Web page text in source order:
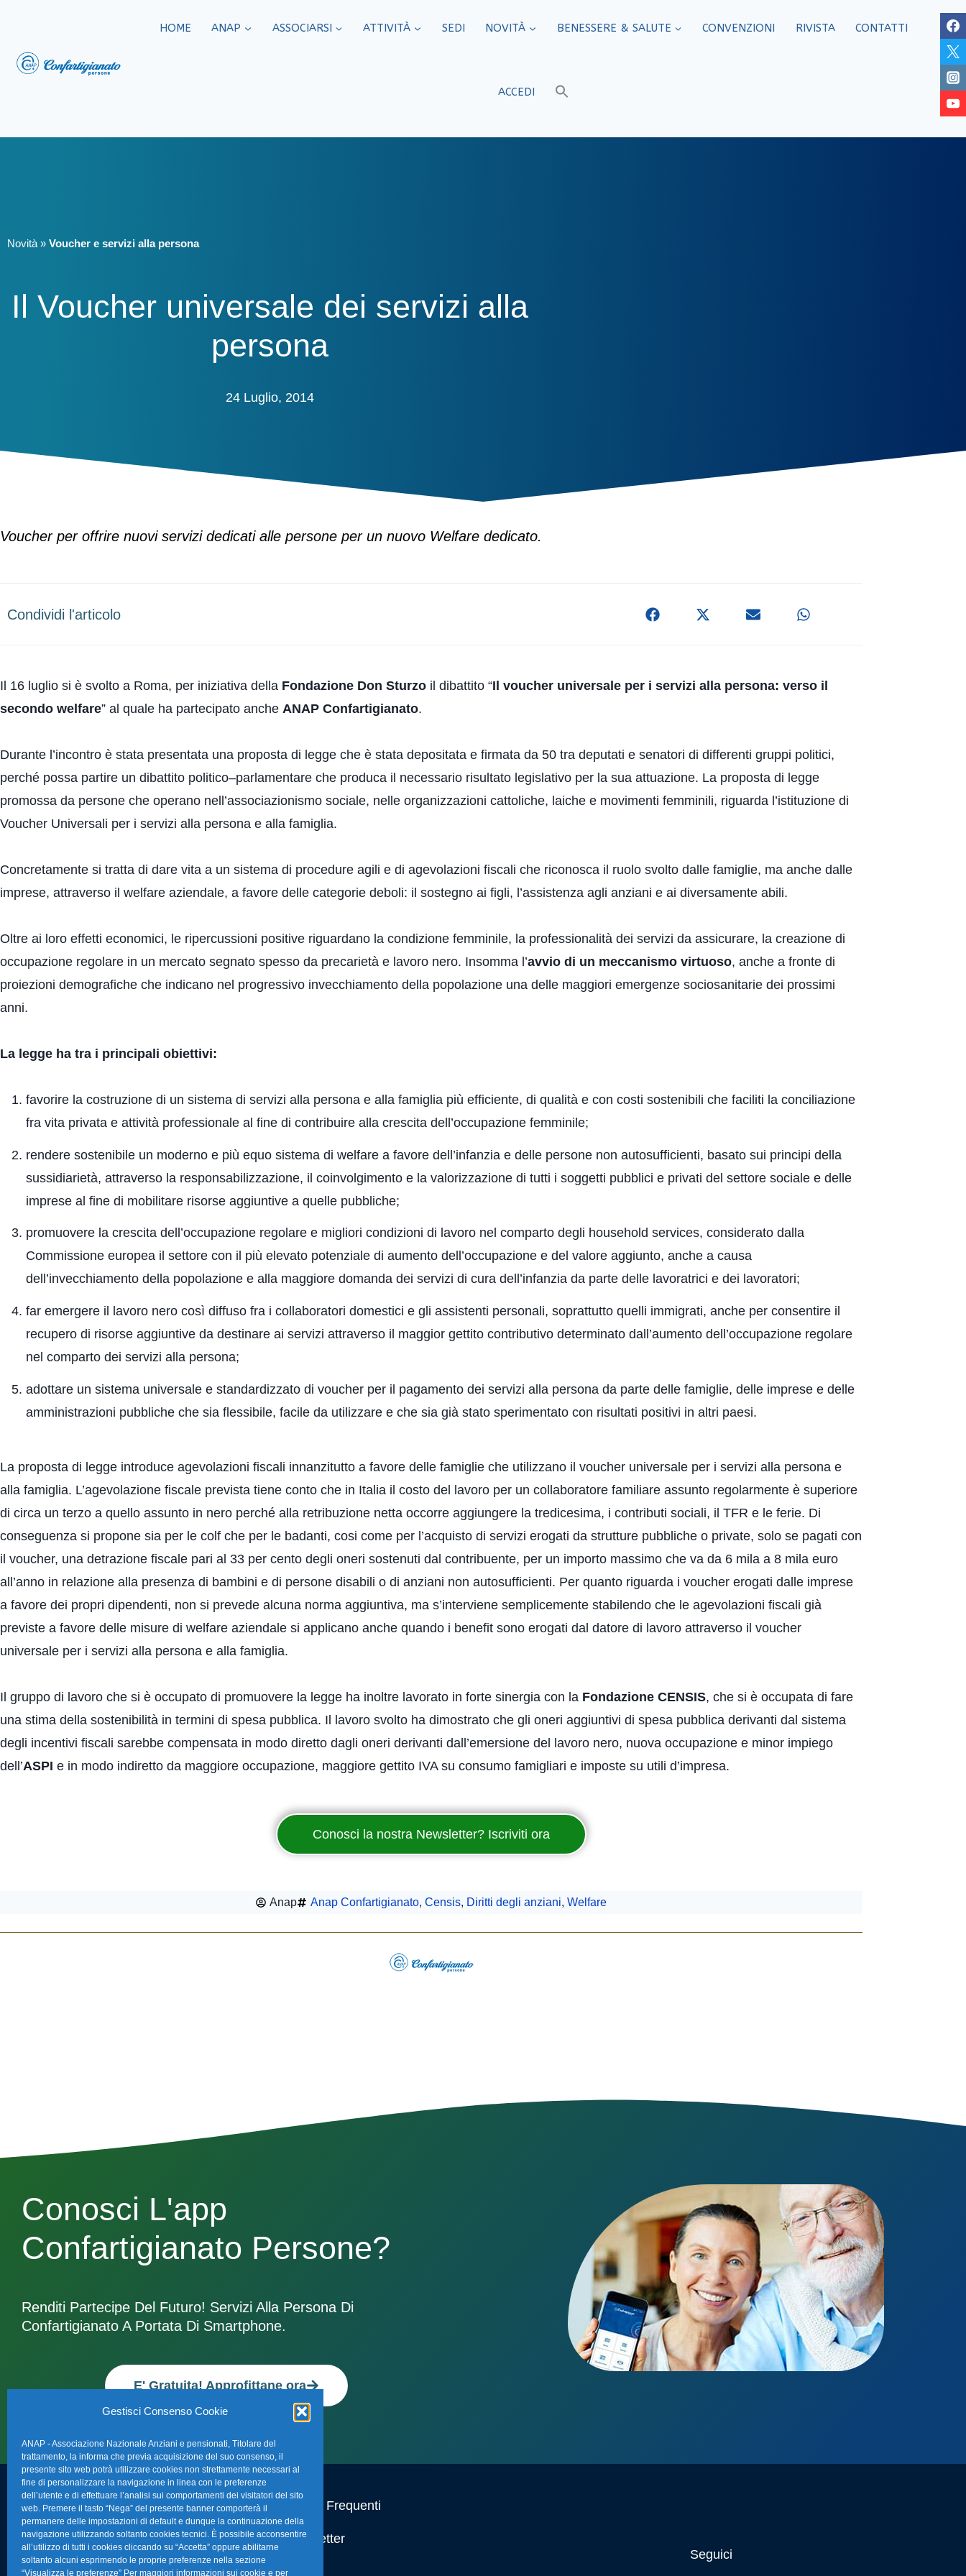
Gestisci Consenso Cookie
ANAP - Associazione Nazionale Anziani e pensionati, Titolare del
trattamento, la informa che previa acquisizione del suo consenso, il
presente sito web potrà utilizzare cookies non strettamente necessari al
fine di personalizzare la navigazione in linea con le preferenze
dell’utente e di effettuare l’analisi sui comportamenti dei visitatori del sito
web. Premere il tasto “Nega” del presente banner comporterà il
permanere delle impostazioni di default e dunque la continuazione della
navigazione utilizzando soltanto cookies tecnici. È possibile acconsentire
all’utilizzo di tutti i cookies cliccando su “Accetta” oppure abilitarne
soltanto alcuni esprimendo le proprie preferenze nella sezione
“Visualizza le preferenze” Per maggiori informazioni sui cookie e per
HOME ANAP ASSOCIARSI ATTIVITÀ SEDI​ NOVITÀ BENESSERE & SALUTE CONVENZIONI RIVISTA CONTATTI
ACCEDI
Novità » Voucher e servizi alla persona
Il Voucher universale dei servizi alla
persona
24 Luglio, 2014
Voucher per offrire nuovi servizi dedicati alle persone per un nuovo Welfare dedicato.
Condividi l'articolo
Il 16 luglio si è svolto a Roma, per iniziativa della Fondazione Don Sturzo il dibattito “Il voucher universale per i servizi alla persona: verso il
secondo welfare” al quale ha partecipato anche ANAP Confartigianato.
Durante l’incontro è stata presentata una proposta di legge che è stata depositata e firmata da 50 tra deputati e senatori di differenti gruppi politici,
perché possa partire un dibattito politico–parlamentare che produca il necessario risultato legislativo per la sua attuazione. La proposta di legge
promossa da persone che operano nell’associazionismo sociale, nelle organizzazioni cattoliche, laiche e movimenti femminili, riguarda l’istituzione di
Voucher Universali per i servizi alla persona e alla famiglia.
Concretamente si tratta di dare vita a un sistema di procedure agili e di agevolazioni fiscali che riconosca il ruolo svolto dalle famiglie, ma anche dalle
imprese, attraverso il welfare aziendale, a favore delle categorie deboli: il sostegno ai figli, l’assistenza agli anziani e ai diversamente abili.
Oltre ai loro effetti economici, le ripercussioni positive riguardano la condizione femminile, la professionalità dei servizi da assicurare, la creazione di
occupazione regolare in un mercato segnato spesso da precarietà e lavoro nero. Insomma l’avvio di un meccanismo virtuoso, anche a fronte di
proiezioni demografiche che indicano nel progressivo invecchiamento della popolazione una delle maggiori emergenze sociosanitarie dei prossimi
anni.
La legge ha tra i principali obiettivi:
favorire la costruzione di un sistema di servizi alla persona e alla famiglia più efficiente, di qualità e con costi sostenibili che faciliti la conciliazione
fra vita privata e attività professionale al fine di contribuire alla crescita dell’occupazione femminile;
rendere sostenibile un moderno e più equo sistema di welfare a favore dell’infanzia e delle persone non autosufficienti, basato sui principi della
sussidiarietà, attraverso la responsabilizzazione, il coinvolgimento e la valorizzazione di tutti i soggetti pubblici e privati del settore sociale e delle
imprese al fine di mobilitare risorse aggiuntive a quelle pubbliche;
promuovere la crescita dell’occupazione regolare e migliori condizioni di lavoro nel comparto degli household services, considerato dalla
Commissione europea il settore con il più elevato potenziale di aumento dell’occupazione e del valore aggiunto, anche a causa
dell’invecchiamento della popolazione e alla maggiore domanda dei servizi di cura dell’infanzia da parte delle lavoratrici e dei lavoratori;
far emergere il lavoro nero così diffuso fra i collaboratori domestici e gli assistenti personali, soprattutto quelli immigrati, anche per consentire il
recupero di risorse aggiuntive da destinare ai servizi attraverso il maggior gettito contributivo determinato dall’aumento dell’occupazione regolare
nel comparto dei servizi alla persona;
adottare un sistema universale e standardizzato di voucher per il pagamento dei servizi alla persona da parte delle famiglie, delle imprese e delle
amministrazioni pubbliche che sia flessibile, facile da utilizzare e che sia già stato sperimentato con risultati positivi in altri paesi.
La proposta di legge introduce agevolazioni fiscali innanzitutto a favore delle famiglie che utilizzano il voucher universale per i servizi alla persona e
alla famiglia. L’agevolazione fiscale prevista tiene conto che in Italia il costo del lavoro per un collaboratore familiare assunto regolarmente è superiore
di circa un terzo a quello assunto in nero perché alla retribuzione netta occorre aggiungere la tredicesima, i contributi sociali, il TFR e le ferie. Di
conseguenza si propone sia per le colf che per le badanti, cosi come per l’acquisto di servizi erogati da strutture pubbliche o private, solo se pagati con
il voucher, una detrazione fiscale pari al 33 per cento degli oneri sostenuti dal contribuente, per un importo massimo che va da 6 mila a 8 mila euro
all’anno in relazione alla presenza di bambini e di persone disabili o di anziani non autosufficienti. Per quanto riguarda i voucher erogati dalle imprese
a favore dei propri dipendenti, non si prevede alcuna norma aggiuntiva, ma s’interviene semplicemente stabilendo che le agevolazioni fiscali già
previste a favore delle misure di welfare aziendale si applicano anche quando i benefit sono erogati dal datore di lavoro attraverso il voucher
universale per i servizi alla persona e alla famiglia.
Il gruppo di lavoro che si è occupato di promuovere la legge ha inoltre lavorato in forte sinergia con la Fondazione CENSIS, che si è occupata di fare
una stima della sostenibilità in termini di spesa pubblica. Il lavoro svolto ha dimostrato che gli oneri aggiuntivi di spesa pubblica derivanti dal sistema
degli incentivi fiscali sarebbe compensata in modo diretto dagli oneri derivanti dall’emersione del lavoro nero, nuova occupazione e minor impiego
dell’ASPI e in modo indiretto da maggiore occupazione, maggiore gettito IVA su consumo famigliari e imposte su utili d’impresa.
Conosci la nostra Newsletter? Iscriviti ora
Anap Anap Confartigianato, Censis, Diritti degli anziani, Welfare
Conosci L'app
Confartigianato Persone?
Renditi Partecipe Del Futuro! Servizi Alla Persona Di
Confartigianato A Portata Di Smartphone.
E' Gratuita! Approfittane ora
Sede Nazionale Anap Confartigianato:
Indirizzo: Via S. Giovanni in Laterano,
152 – 00184 Roma RM
FAQ – Domande Frequenti
La nostra Newsletter
Link Utili
Seguici